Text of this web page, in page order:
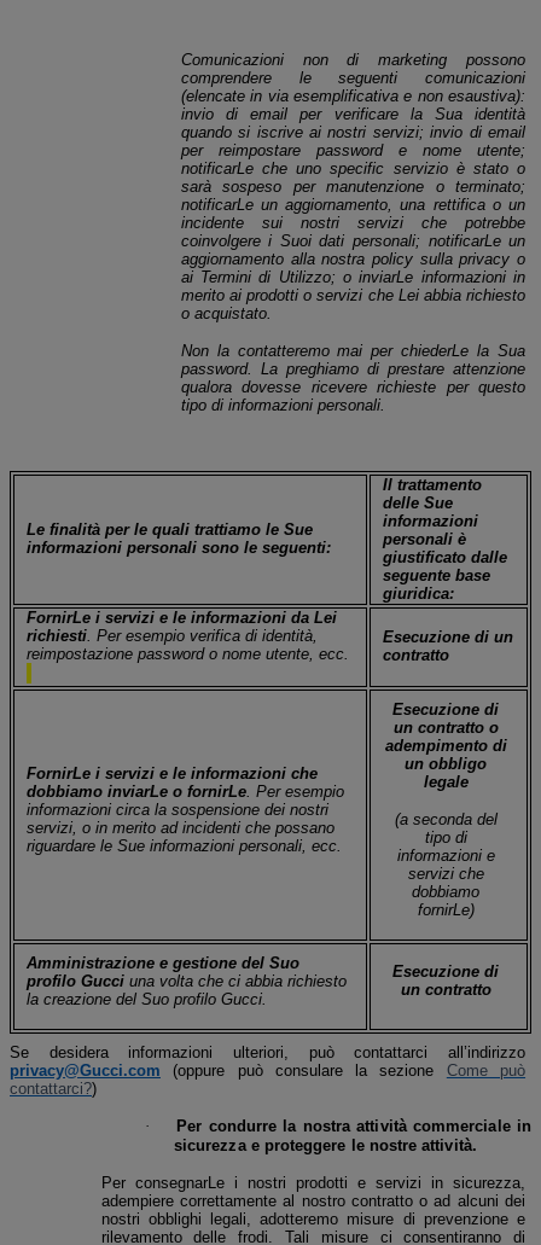
Comunicazioni non di marketing possono
comprendere le seguenti comunicazioni
(elencate in via esemplificativa e non esaustiva):
invio di email per verificare la Sua identità
quando si iscrive ai nostri servizi; invio di email
per reimpostare password e nome utente;
notificarLe che uno specific servizio è stato o
sarà sospeso per manutenzione o terminato;
notificarLe un aggiornamento, una rettifica o un
incidente sui nostri servizi che potrebbe
coinvolgere i Suoi dati personali; notificarLe un
aggiornamento alla nostra policy sulla privacy o
ai Termini di Utilizzo; o inviarLe informazioni in
merito ai prodotti o servizi che Lei abbia richiesto
o acquistato.
Non la contatteremo mai per chiederLe la Sua
password. La preghiamo di prestare attenzione
qualora dovesse ricevere richieste per questo
tipo di informazioni personali.
Le finalità per le quali trattiamo le Sue
informazioni personali sono le seguenti:
Il trattamento
delle Sue
informazioni
personali è
giustificato dalle
seguente base
giuridica:
FornirLe i servizi e le informazioni da Lei
richiesti. Per esempio verifica di identità,
reimpostazione password o nome utente, ecc.
Esecuzione di un
contratto
FornirLe i servizi e le informazioni che
dobbiamo inviarLe o fornirLe. Per esempio
informazioni circa la sospensione dei nostri
servizi, o in merito ad incidenti che possano
riguardare le Sue informazioni personali, ecc.
Esecuzione di
un contratto o
adempimento di
un obbligo
legale
(a seconda del
tipo di
informazioni e
servizi che
dobbiamo
fornirLe)
Amministrazione e gestione del Suo
profilo Gucciuna volta che ci abbia richiesto
la creazione del Suo profilo Gucci.
Esecuzione di
un contratto
Se desidera informazioni ulteriori, può contattarci all’indirizzo
privacy@Gucci.com
(oppure può consulare la sezione Come può
contattarci?)
·
Per condurre la nostra attività commerciale in
sicurezza e proteggere le nostre attività.
Per consegnarLe i nostri prodotti e servizi in sicurezza,
adempiere correttamente al nostro contratto o ad alcuni dei
nostri obblighi legali, adotteremo misure di prevenzione e
rilevamento delle frodi. Tali misure ci consentiranno di